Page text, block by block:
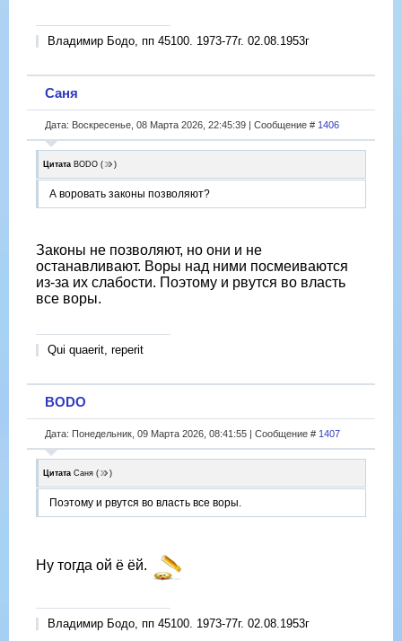
Владимир Бодо, пп 45100. 1973-77г. 02.08.1953г
Саня
Дата: Воскресенье, 08 Марта 2026, 22:45:39 | Сообщение # 1406
Цитата BODO ( )
А воровать законы позволяют?
Законы не позволяют, но они и не
останавливают. Воры над ними посмеиваются
из-за их слабости. Поэтому и рвутся во власть
все воры.
Qui quaerit, reperit
BODO
Дата: Понедельник, 09 Марта 2026, 08:41:55 | Сообщение # 1407
Цитата Саня ( )
Поэтому и рвутся во власть все воры.
Ну тогда ой ё ёй.
Владимир Бодо, пп 45100. 1973-77г. 02.08.1953г